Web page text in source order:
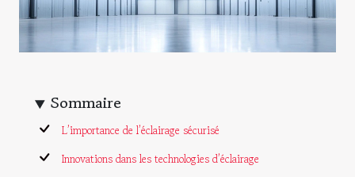
Sommaire
L’importance de l’éclairage sécurisé
Innovations dans les technologies d’éclairage